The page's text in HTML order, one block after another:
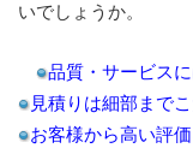
いでしょうか。
品質・サービス
見積りは細部まで
お客様から高い評